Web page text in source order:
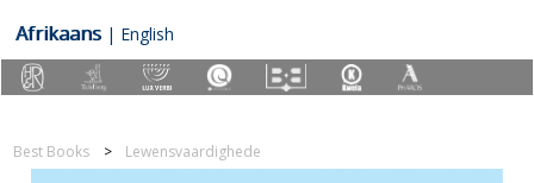
Afrikaans | English
Best Books Lewensvaardighede